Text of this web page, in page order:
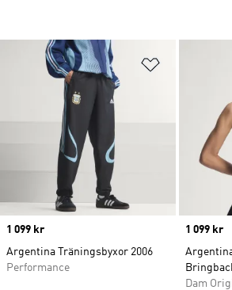
Lägg till på
Price
1 099 kr
Argentina Träningsbyxor 2006
Performance
Price
1 099 kr
Dam